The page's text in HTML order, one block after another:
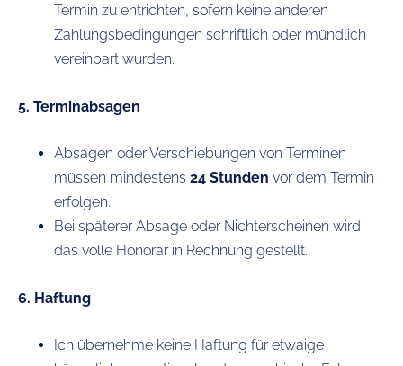
Termin zu entrichten, sofern keine anderen
Zahlungsbedingungen schriftlich oder mündlich
vereinbart wurden.
5. Terminabsagen
Absagen oder Verschiebungen von Terminen
müssen mindestens 24 Stunden vor dem Termin
erfolgen.
Bei späterer Absage oder Nichterscheinen wird
das volle Honorar in Rechnung gestellt.
6. Haftung
Ich übernehme keine Haftung für etwaige